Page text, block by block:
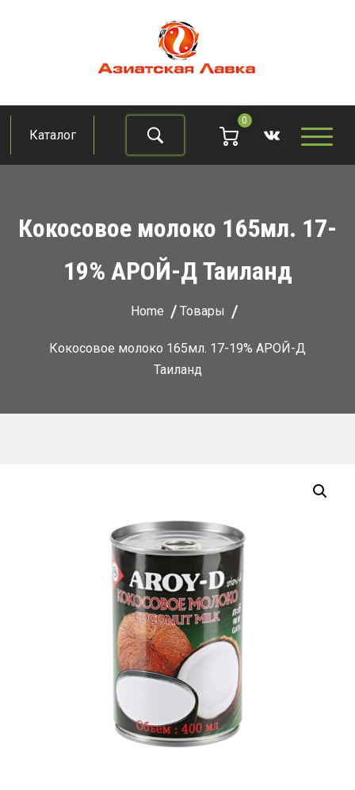
Азиатская лавка
Продукты из восточно-азиатских стран
Каталог
0
Кокосовое молоко 165мл. 17-
19% АРОЙ-Д Таиланд
Home Товары
Кокосовое молоко 165мл. 17-19% АРОЙ-Д
Таиланд